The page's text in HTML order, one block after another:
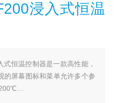
浸入式恒温
恒温控制器是一款高性能，
的屏幕图标和菜单允许多个参